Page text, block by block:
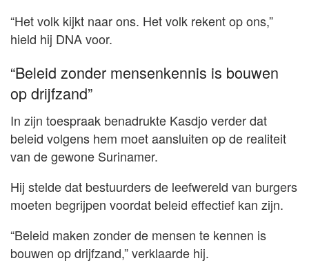
“Het volk kijkt naar ons. Het volk rekent op ons,”
hield hij DNA voor.
“Beleid zonder mensenkennis is bouwen
op drijfzand”
In zijn toespraak benadrukte Kasdjo verder dat
beleid volgens hem moet aansluiten op de realiteit
van de gewone Surinamer.
Hij stelde dat bestuurders de leefwereld van burgers
moeten begrijpen voordat beleid effectief kan zijn.
“Beleid maken zonder de mensen te kennen is
bouwen op drijfzand,” verklaarde hij.